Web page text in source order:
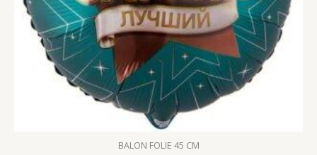
BALON FOLIE 45 CM